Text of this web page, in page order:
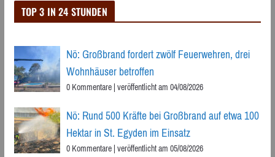
TOP 3 IN 24 STUNDEN
Nö: Großbrand fordert zwölf Feuerwehren, drei
Wohnhäuser betroffen
0 Kommentare|veröffentlicht am 04/08/2026
Nö: Rund 500 Kräfte bei Großbrand auf etwa 100
Hektar in St. Egyden im Einsatz
0 Kommentare|veröffentlicht am 05/08/2026